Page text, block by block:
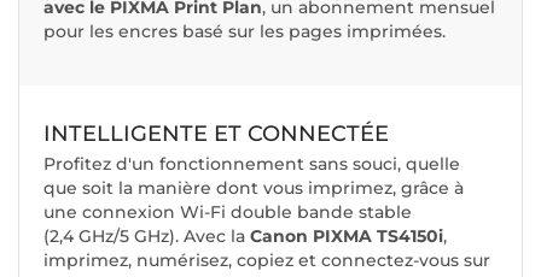
avec le PIXMA Print Plan, un abonnement mensuel
pour les encres basé sur les pages imprimées.
INTELLIGENTE ET CONNECTÉE
Profitez d'un fonctionnement sans souci, quelle
que soit la manière dont vous imprimez, grâce à
une connexion Wi-Fi double bande stable
(2,4 GHz/5 GHz). Avec la Canon PIXMA TS4150i,
imprimez, numérisez, copiez et connectez-vous sur